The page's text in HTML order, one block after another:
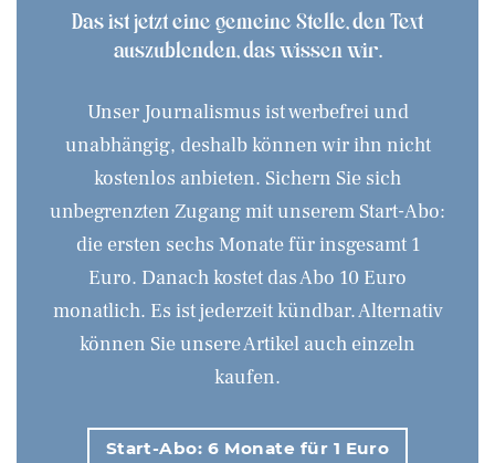
Das ist jetzt eine gemeine Stelle, den Text
auszublenden, das wissen wir.
Unser Journalismus ist werbefrei und
unabhängig, deshalb können wir ihn nicht
kostenlos anbieten. Sichern Sie sich
unbegrenzten Zugang mit unserem Start-Abo:
die ersten sechs Monate für insgesamt 1
Euro. Danach kostet das Abo 10 Euro
monatlich. Es ist jederzeit kündbar. Alternativ
können Sie unsere Artikel auch einzeln
kaufen.
Start-Abo: 6 Monate für 1 Euro